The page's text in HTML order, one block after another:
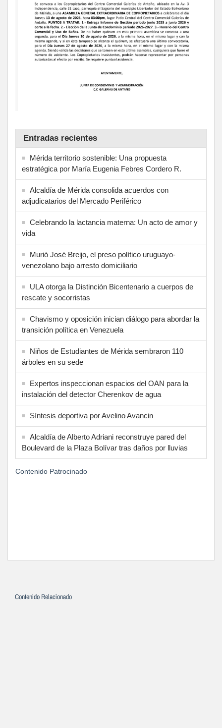
Entradas recientes
Mérida territorio sostenible: Una propuesta
estratégica por María Eugenia Febres Cordero R.
Alcaldía de Mérida consolida acuerdos con
adjudicatarios del Mercado Periférico
Celebrando la lactancia materna: Un acto de amor y
vida
Murió José Breijo, el preso político uruguayo-
venezolano bajo arresto domiciliario
ULA otorga la Distinción Bicentenario a cuerpos de
rescate y socorristas
Chavismo y oposición inician diálogo para abordar la
transición política en Venezuela
Niños de Estudiantes de Mérida sembraron 110
árboles en su sede
Expertos inspeccionan espacios del OAN para la
instalación del detector Cherenkov de agua
Síntesis deportiva por Avelino Avancin
Alcaldía de Alberto Adriani reconstruye pared del
Boulevard de la Plaza Bolívar tras daños por lluvias
Contenido Patrocinado
Contenido Relacionado